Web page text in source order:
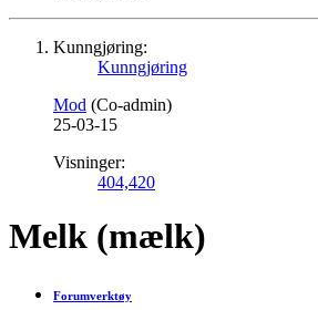
Kunngjøring:
Kunngjøring
Mod (Co-admin)
25-03-15
Visninger:
404,420
Melk (mælk)
Forumverktøy